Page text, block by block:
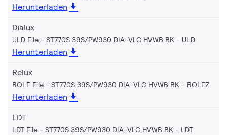
Herunterladen
Dialux
ULD File - ST770S 39S/PW930 DIA-VLC HVWB BK ULD
Herunterladen
Relux
ROLF File - ST770S 39S/PW930 DIA-VLC HVWB BK ROLFZ
Herunterladen
LDT
LDT File - ST770S 39S/PW930 DIA-VLC HVWB BK LDT